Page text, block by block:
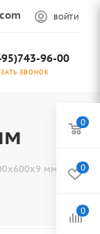
ВОЙТИ
96-00
ЗВОНОК
мм
0
0
0